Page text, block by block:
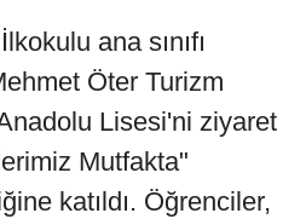
ana sınıfı
Öter Turizm
Lisesi'ni ziyaret
Mutfakta"
katıldı. Öğrenciler,